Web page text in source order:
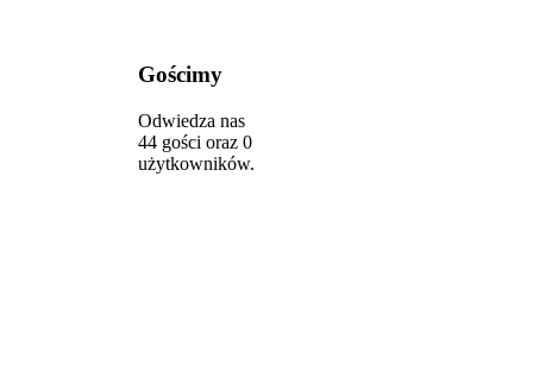
Gościmy
Odwiedza nas
44 gości oraz 0
użytkowników.